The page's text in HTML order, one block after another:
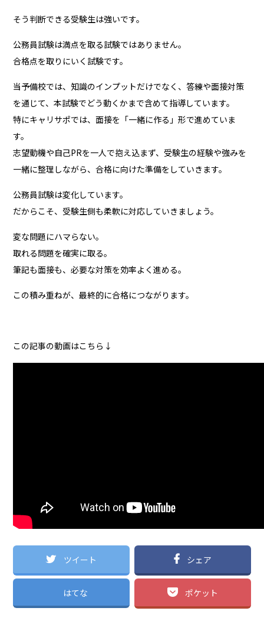
そう判断できる受験生は強いです。
公務員試験は満点を取る試験ではありません。
合格点を取りにいく試験です。
当予備校では、知識のインプットだけでなく、答練や面接対策
を通じて、本試験でどう動くかまで含めて指導しています。
特にキャリサポでは、面接を「一緒に作る」形で進めていま
す。
志望動機や自己PRを一人で抱え込まず、受験生の経験や強みを
一緒に整理しながら、合格に向けた準備をしていきます。
公務員試験は変化しています。
だからこそ、受験生側も柔軟に対応していきましょう。
変な問題にハマらない。
取れる問題を確実に取る。
筆記も面接も、必要な対策を効率よく進める。
この積み重ねが、最終的に合格につながります。
この記事の動画はこちら↓
ツイート シェア
はてな ポケット